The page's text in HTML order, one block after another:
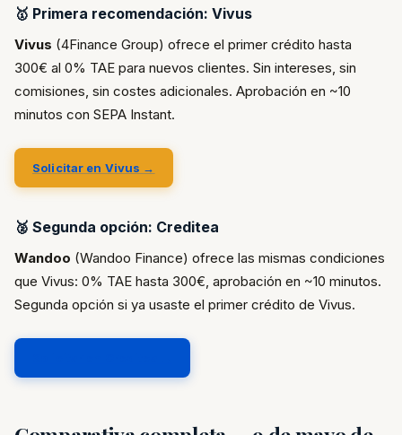
🥇 Primera recomendación: Vivus
Vivus (4Finance Group) ofrece el primer crédito hasta
300€ al 0% TAE para nuevos clientes. Sin intereses, sin
comisiones, sin costes adicionales. Aprobación en ~10
minutos con SEPA Instant.
Solicitar en Vivus →
🥈 Segunda opción: Creditea
Wandoo (Wandoo Finance) ofrece las mismas condiciones
que Vivus: 0% TAE hasta 300€, aprobación en ~10 minutos.
Segunda opción si ya usaste el primer crédito de Vivus.